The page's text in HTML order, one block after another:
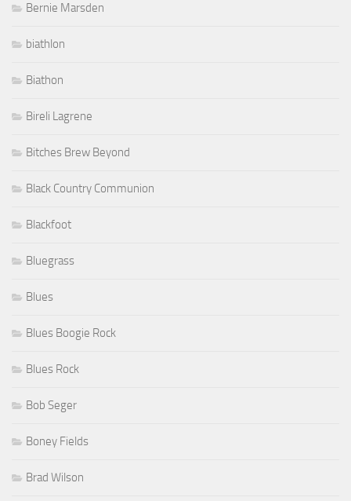
Bernie Marsden
biathlon
Biathon
Bireli Lagrene
Bitches Brew Beyond
Black Country Communion
Blackfoot
Bluegrass
Blues
Blues Boogie Rock
Blues Rock
Bob Seger
Boney Fields
Brad Wilson